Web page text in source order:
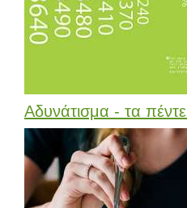
Αδυνάτισμα - τα